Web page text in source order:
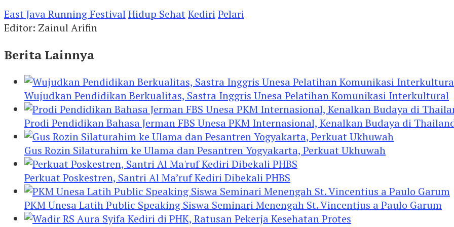
East Java Running FestivalHidup SehatKediri Pelari
Editor: Zainul Arifin
Berita Lainnya
Wujudkan Pendidikan Berkualitas, Sastra Inggris Unesa Pelatihan Komunikasi Interkultural
Prodi Pendidikan Bahasa Jerman FBS Unesa PKM Internasional, Kenalkan Budaya di
Gus Rozin Silaturahim ke Ulama dan Pesantren Yogyakarta, Perkuat Ukhuwah
Perkuat Poskestren, Santri Al Ma’ruf Kediri Dibekali PHBS
PKM Unesa Latih Public Speaking Siswa Seminari Menengah St. Vincentius a Paulo Garum